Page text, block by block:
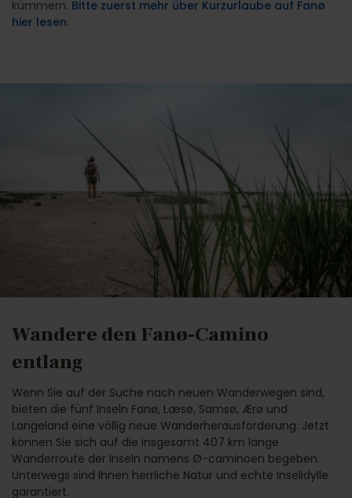
kümmern. Bitte zuerst mehr über Kurzurlaube auf Fanø
hier lesen.
Wandere den Fanø-Camino
entlang
Wenn Sie auf der Suche nach neuen Wanderwegen sind,
bieten die fünf Inseln Fanø, Læsø, Samsø, Ærø und
Langeland eine völlig neue Wanderherausforderung. Jetzt
können Sie sich auf die insgesamt 407 km lange
Wanderroute der Inseln namens Ø-caminoen begeben.
Unterwegs sind Ihnen herrliche Natur und echte Inselidylle
garantiert.